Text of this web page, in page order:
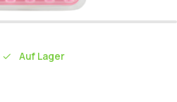
Auf Lager